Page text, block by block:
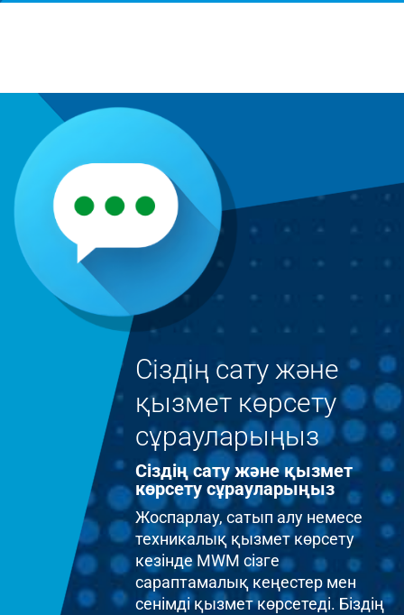
Сіздің сату және
қызмет көрсету
сұрауларыңыз
Сіздің сату және қызмет
көрсету сұрауларыңыз
Жоспарлау, сатып алу немесе
техникалық қызмет көрсету
кезінде MWM сізге
сараптамалық кеңестер мен
сенімді қызмет көрсетеді. Біздің